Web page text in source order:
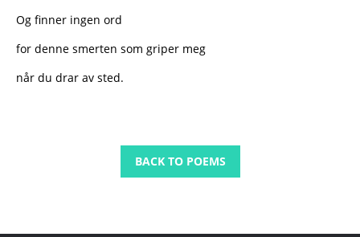
Og finner ingen ord
for denne smerten som griper meg
når du drar av sted.
BACK TO POEMS